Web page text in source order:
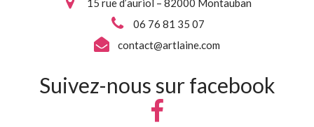
15 rue d’auriol – 82000 Montauban
06 76 81 35 07
contact@artlaine.com
Suivez-nous sur facebook